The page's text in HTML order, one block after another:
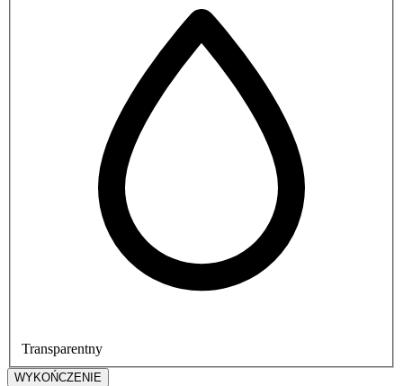
Transparentny
WYKOŃCZENIE